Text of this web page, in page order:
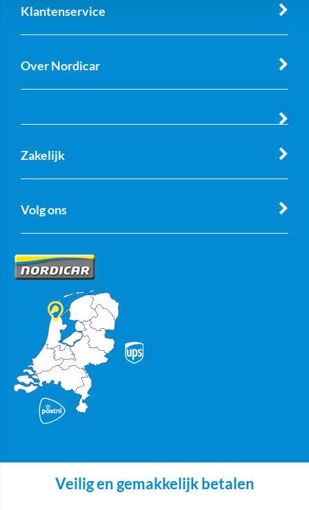
Klantenservice
Over Nordicar
Zakelijk
Volg ons
Veilig en gemakkelijk betalen